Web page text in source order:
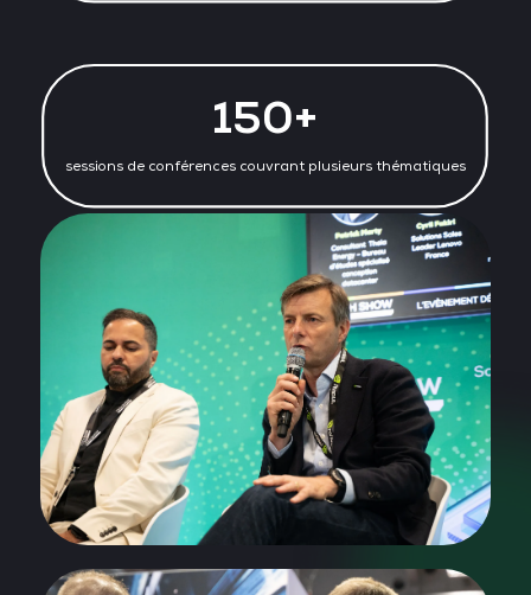
150+
sessions de conférences couvrant plusieurs thématiques